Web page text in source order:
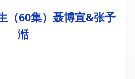
（60集）聂博宣&张予
湉